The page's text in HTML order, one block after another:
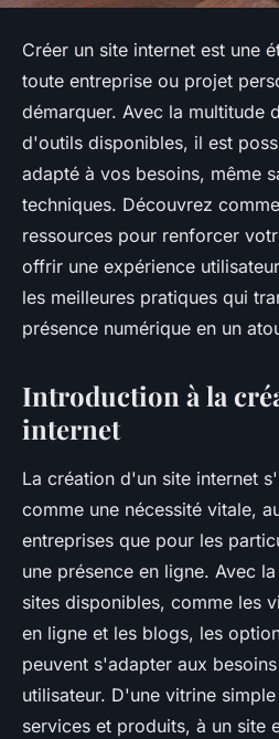
Créer un site internet est une
toute entreprise ou projet
démarquer. Avec la multitude
d'outils disponibles, il est
adapté à vos besoins, même
techniques. Découvrez
ressources pour renforcer
offrir une expérience
les meilleures pratiques qui
présence numérique en un
Introduction à la
internet
La création d'un site internet
comme une nécessité vitale,
entreprises que pour les
une présence en ligne. Avec
sites disponibles, comme les
en ligne et les blogs, les
peuvent s'adapter aux
utilisateur. D'une vitrine
services et produits, à un site